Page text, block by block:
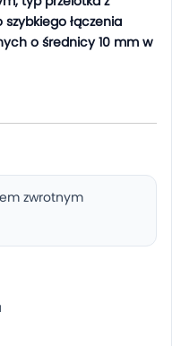
łączenia
o średnicy 10 mm w
zwrotnym